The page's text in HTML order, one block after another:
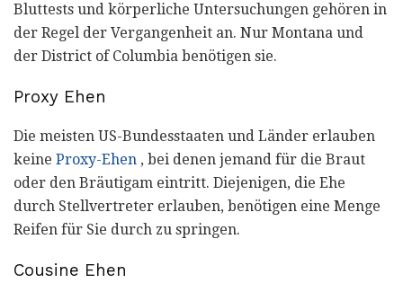
Bluttests und körperliche Untersuchungen gehören in
der Regel der Vergangenheit an. Nur Montana und
der District of Columbia benötigen sie.
Proxy Ehen
Die meisten US-Bundesstaaten und Länder erlauben
keine Proxy-Ehen , bei denen jemand für die Braut
oder den Bräutigam eintritt. Diejenigen, die Ehe
durch Stellvertreter erlauben, benötigen eine Menge
Reifen für Sie durch zu springen.
Cousine Ehen